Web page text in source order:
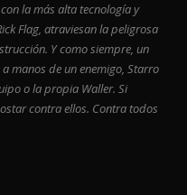
la más alta tecnología y
Flag, atraviesan la peligrosa
Y como siempre, un
manos de un enemigo, Starro
o la propia Waller. Si
contra ellos. Contra todos